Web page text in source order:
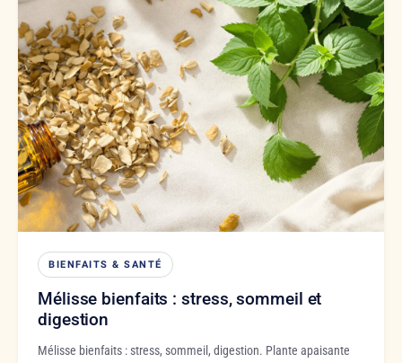
BIENFAITS & SANTÉ
Mélisse bienfaits : stress, sommeil et
digestion
Mélisse bienfaits : stress, sommeil, digestion. Plante apaisante